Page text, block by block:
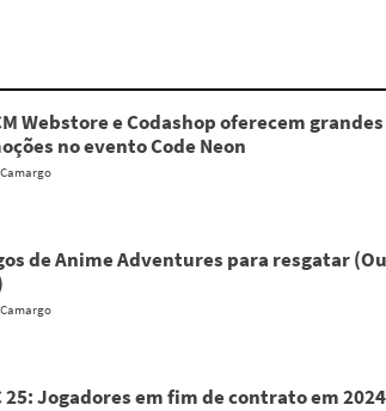
Webstore e Codashop oferecem grandes
no evento Code Neon
de Anime Adventures para resgatar
25: Jogadores em fim de contrato em